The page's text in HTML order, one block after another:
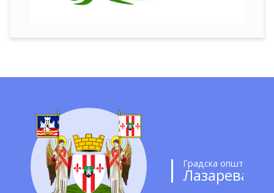
Градска општина
Лазаревац